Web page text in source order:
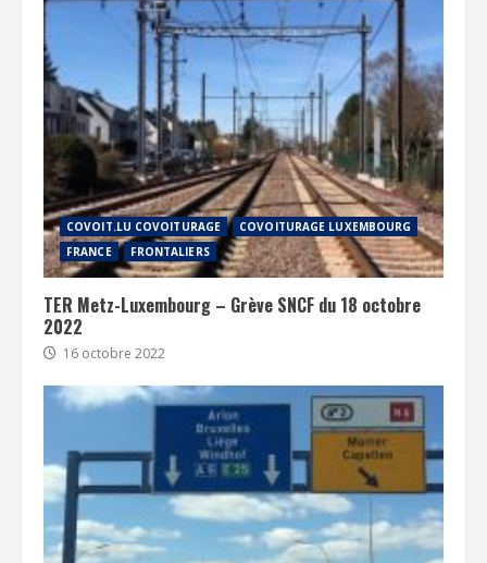
COVOIT.LU COVOITURAGE
COVOITURAGE LUXEMBOURG
FRANCE
FRONTALIERS
TER Metz-Luxembourg – Grève SNCF du 18 octobre
2022
16 octobre 2022